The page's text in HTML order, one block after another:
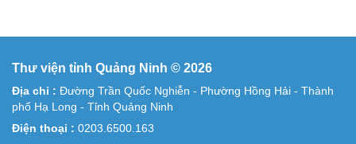
Thư viện tỉnh Quảng Ninh © 2026
Địa chỉ : Đường Trần Quốc Nghiễn - Phường Hồng Hải - Thành
phố Hạ Long - Tỉnh Quảng Ninh
Điện thoại : 0203.6500.163